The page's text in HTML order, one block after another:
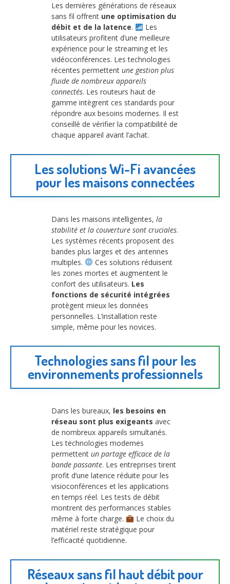
Les dernières générations de réseaux
sans fil offrent une optimisation du
débit et de la latence.
Les
utilisateurs profitent d’une meilleure
expérience pour le streaming et les
vidéoconférences. Les technologies
récentes permettent une gestion plus
fluide de nombreux appareils
connectés. Les routeurs haut de
gamme intègrent ces standards pour
répondre aux besoins modernes. Il est
conseillé de vérifier la compatibilité de
chaque appareil avant l’achat.
Les solutions Wi-Fi avancées
pour les maisons connectées
Dans les maisons intelligentes, la
stabilité et la couverture sont cruciales.
Les systèmes récents proposent des
bandes plus larges et des antennes
multiples.
Ces solutions réduisent
les zones mortes et augmentent le
confort des utilisateurs. Les
fonctions de sécurité intégrées
protègent mieux les données
personnelles. L’installation reste
simple, même pour les novices.
Technologies sans fil pour les
environnements professionnels
Dans les bureaux, les besoins en
réseau sont plus exigeants avec
de nombreux appareils simultanés.
Les technologies modernes
permettent un partage efficace de la
bande passante. Les entreprises tirent
profit d’une latence réduite pour les
visioconférences et les applications
en temps réel. Les tests de débit
montrent des performances stables
même à forte charge.
Le choix du
matériel reste stratégique pour
l’efficacité quotidienne.
Réseaux sans fil haut débit pour